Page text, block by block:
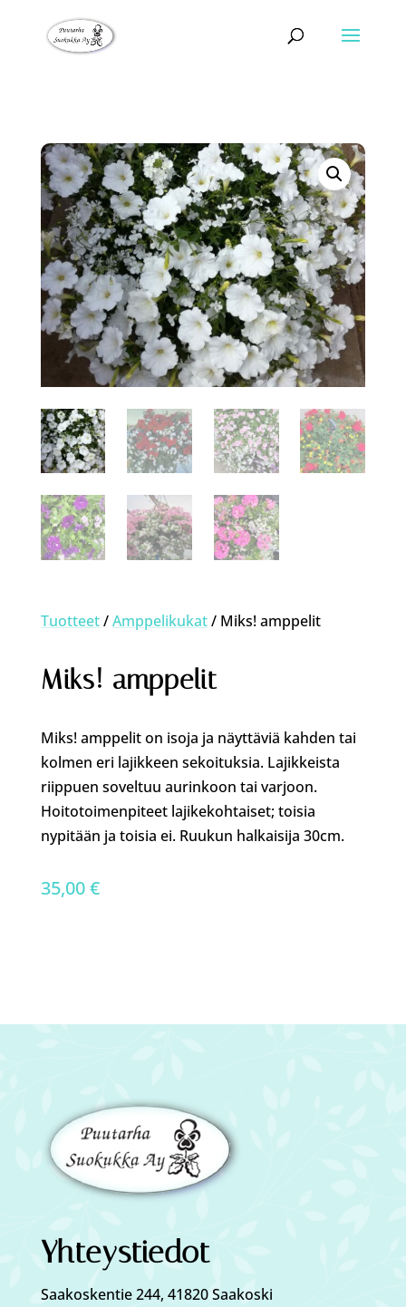
Tuotteet/Amppelikukat/ Miks! amppelit
Miks! amppelit
Miks! amppelit on isoja ja näyttäviä kahden tai
kolmen eri lajikkeen sekoituksia. Lajikkeista
riippuen soveltuu aurinkoon tai varjoon.
Hoitotoimenpiteet lajikekohtaiset; toisia
nypitään ja toisia ei. Ruukun halkaisija 30cm.
35,00€
Yhteystiedot
Saakoskentie 244, 41820 Saakoski